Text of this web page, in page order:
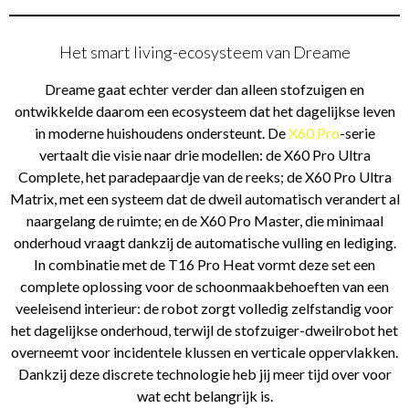
Het smart living-ecosysteem van Dreame
Dreame gaat echter verder dan alleen stofzuigen en
ontwikkelde daarom een ecosysteem dat het dagelijkse leven
in moderne huishoudens ondersteunt. DeX60 Pro-serie
vertaalt die visie naar drie modellen: de X60 Pro Ultra
Complete, het paradepaardje van de reeks; de X60 Pro Ultra
Matrix, met een systeem dat de dweil automatisch verandert al
naargelang de ruimte; en de X60 Pro Master, die minimaal
onderhoud vraagt dankzij de automatische vulling en lediging.
In combinatie met de T16 Pro Heat vormt deze set een
complete oplossing voor de schoonmaakbehoeften van een
veeleisend interieur: de robot zorgt volledig zelfstandig voor
het dagelijkse onderhoud, terwijl de stofzuiger-dweilrobot het
overneemt voor incidentele klussen en verticale oppervlakken.
Dankzij deze discrete technologie heb jij meer tijd over voor
wat echt belangrijk is.